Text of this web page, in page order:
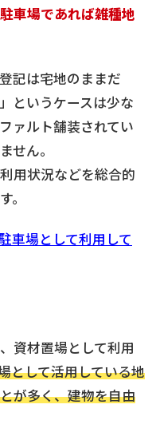
車場であれば雑種地
記は宅地のままだ
というケースは少な
ァルト舗装されてい
せん。
用状況などを総合的
。
車場として利用して
資材置場として利用
として活用している地
が多く、建物を自由
ならこちら